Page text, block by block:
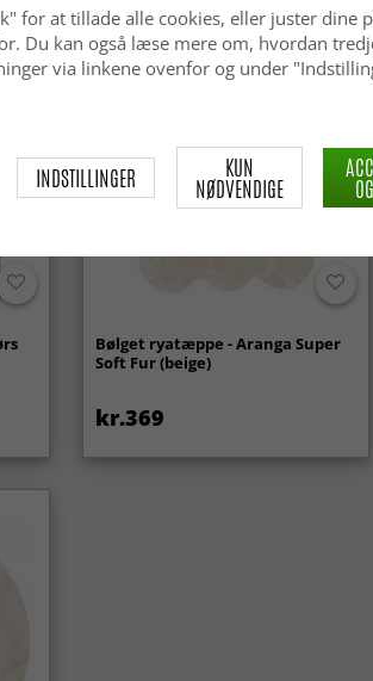
Nyhed
Bølget ryatæppe - Aranga Super
Soft Fur (beige)
kr.369
for at tillade alle cookies, eller juster dine
Du kan også læse mere om, hvordan
via linkene ovenfor og under
INDSTILLINGER KUN
NØDVENDIGE